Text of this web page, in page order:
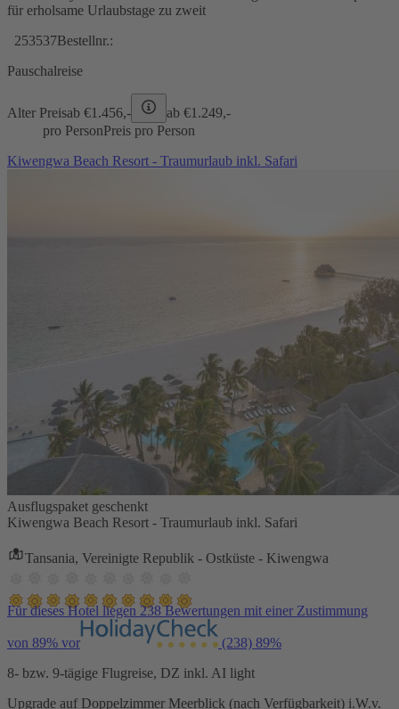
für erholsame Urlaubstage zu zweit
253537Bestellnr.:
Pauschalreise
Alter Preisab €1.456,- ab €1.249,-
pro PersonPreis pro Person
Kiwengwa Beach Resort - Traumurlaub inkl. Safari
Ausflugspaket geschenkt
Kiwengwa Beach Resort - Traumurlaub inkl. Safari
Tansania, Vereinigte Republik - Ostküste - Kiwengwa
Für dieses Hotel liegen 238 Bewertungen mit einer Zustimmung
von 89% vor (238) 89%
8- bzw. 9-tägige Flugreise, DZ inkl. AI light
Upgrade auf Doppelzimmer Meerblick (nach Verfügbarkeit) i.W.v.